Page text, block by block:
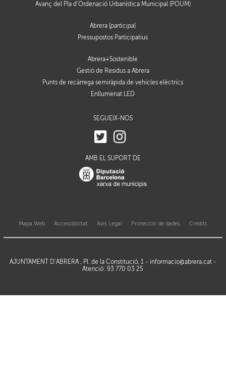
Avanç del Pla d’Ordenació Urbanística Municipal (POUM)
Abrera [participa
Pressupostos Participatius
Abrera+Sostenible
Gestió de Residus a Abrera
Punts de recàrrega semiràpida de vehicles elèctrics
Enllumenat LED
SEGUEIX-NOS
AMB EL SUPORT DE
Mapa Web Accessibilitat Avis Legal Protecció de dades Crèdits
AJUNTAMENT D’ABRERA , Pl. de la Constitució, 1 - informacio@abrera.cat-
Atenció: 93 770 03 25